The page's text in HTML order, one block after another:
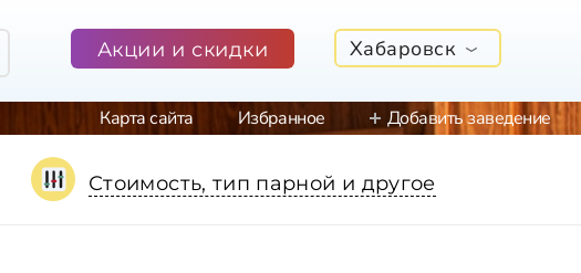
Акции и скидки Хабаровск
Карта сайта Избранное Добавить заведение
Стоимость, тип парной и другое